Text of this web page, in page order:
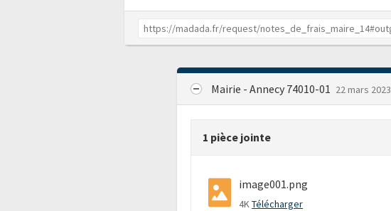
Mairie - Annecy 74010-01 22 mars 2023
1 pièce jointe
image001.png
4KTélécharger